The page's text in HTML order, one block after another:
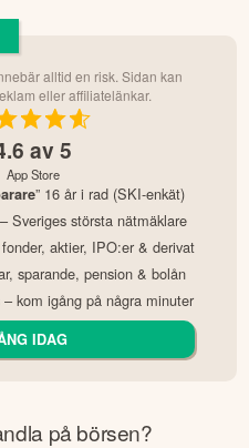
alltid en risk. Sidan kan
eller affiliatelänkar.
av 5
App Store
” 16 år i rad (SKI-enkät)
Sveriges största nätmäklare
aktier, IPO:er & derivat
sparande, pension & bolån
kom igång på några minuter
IDAG
på börsen?